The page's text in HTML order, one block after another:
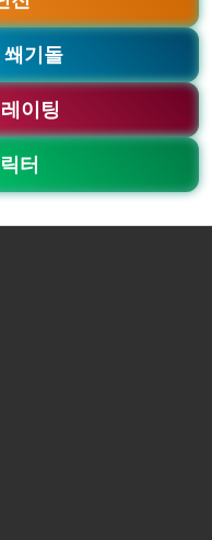
기돌
이팅
터